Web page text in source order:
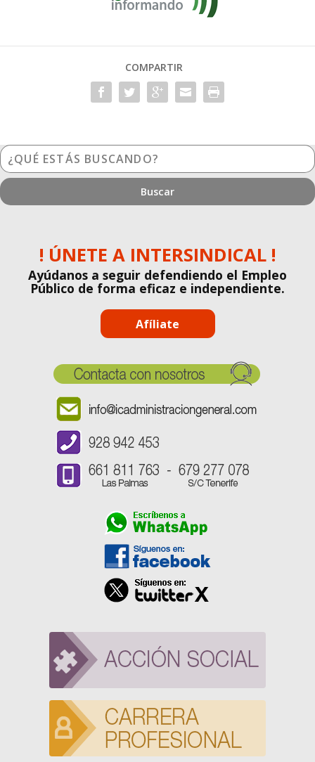
COMPARTIR
¿Qué
estás
buscando?
! ÚNETE A INTERSINDICAL !
Ayúdanos a seguir defendiendo el Empleo
Público de forma eficaz e independiente.
Afíliate